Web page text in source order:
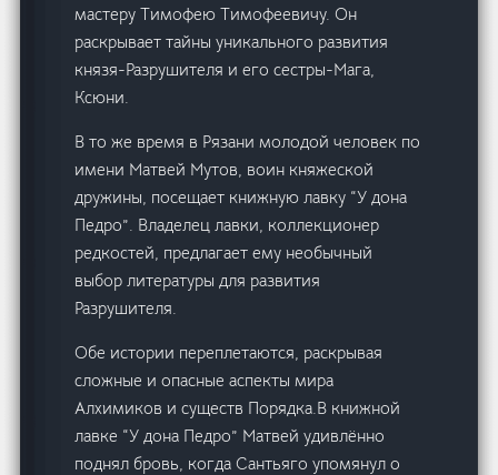
мастеру Тимофею Тимофеевичу. Он
раскрывает тайны уникального развития
князя-Разрушителя и его сестры-Мага,
Ксюни.
В то же время в Рязани молодой человек по
имени Матвей Мутов, воин княжеской
дружины, посещает книжную лавку “У дона
Педро”. Владелец лавки, коллекционер
редкостей, предлагает ему необычный
выбор литературы для развития
Разрушителя.
Обе истории переплетаются, раскрывая
сложные и опасные аспекты мира
Алхимиков и существ Порядка.В книжной
лавке “У дона Педро” Матвей удивлённо
поднял бровь, когда Сантьяго упомянул о